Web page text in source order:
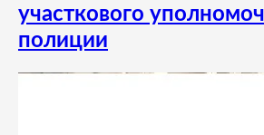
участкового
полиции